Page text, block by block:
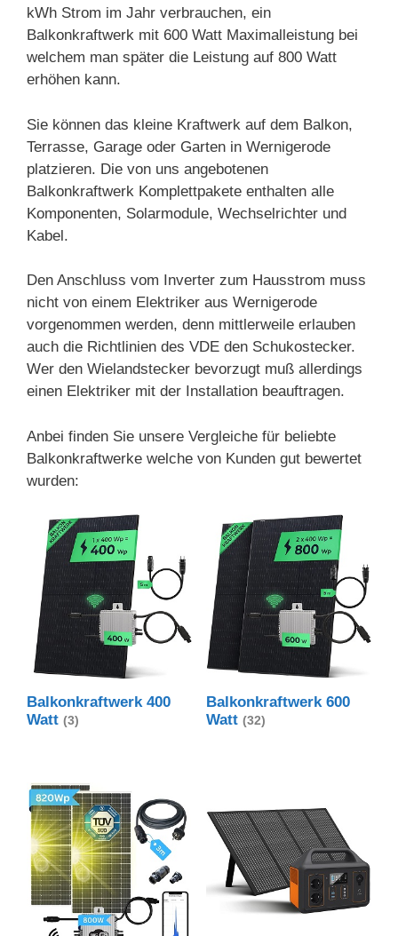
kWh Strom im Jahr verbrauchen, ein
Balkonkraftwerk mit 600 Watt Maximalleistung bei
welchem man später die Leistung auf 800 Watt
erhöhen kann.
Sie können das kleine Kraftwerk auf dem Balkon,
Terrasse, Garage oder Garten in Wernigerode
platzieren. Die von uns angebotenen
Balkonkraftwerk Komplettpakete enthalten alle
Komponenten, Solarmodule, Wechselrichter und
Kabel.
Den Anschluss vom Inverter zum Hausstrom muss
nicht von einem Elektriker aus Wernigerode
vorgenommen werden, denn mittlerweile erlauben
auch die Richtlinien des VDE den Schukostecker.
Wer den Wielandstecker bevorzugt muß allerdings
einen Elektriker mit der Installation beauftragen.
Anbei finden Sie unsere Vergleiche für beliebte
Balkonkraftwerke welche von Kunden gut bewertet
wurden:
Balkonkraftwerk 400
Watt (3)
Balkonkraftwerk 600
Watt (32)